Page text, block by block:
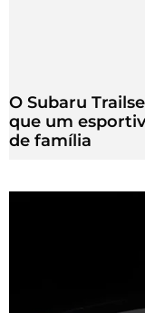
O Subaru
que um
de família